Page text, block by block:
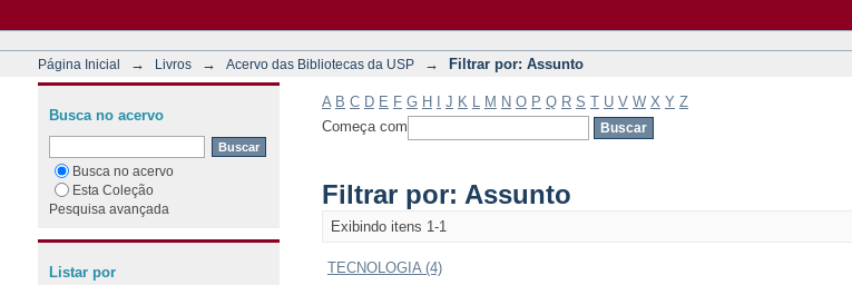
Página Inicial → Livros → Acervo das Bibliotecas da USP → Filtrar por: Assunto
A B C D E F G H J K M N O P Q R S T U V W X Y Z
Começa com
Filtrar por: Assunto
Exibindo itens 1-1
TECNOLOGIA (4)
Busca no acervo
Busca no acervo
Esta Coleção
Pesquisa avançada
Listar por